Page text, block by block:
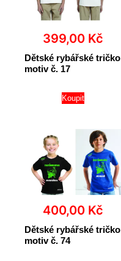
399,00 Kč
Dětské rybářské tričko
motiv č. 17
Koupit
400,00 Kč
Dětské rybářské tričko
motiv č. 74